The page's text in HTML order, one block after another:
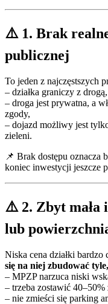
⚠️ 1. Brak
publicznej
To jeden z najczęstszych
– działka graniczy z
– droga jest prywatna, a
zgody,
– dojazd możliwy jest
zieleni.
📌 Brak dostępu oznacza
koniec inwestycji jeszcze
⚠️ 2. Zbyt mała
lub
Niska cena działki
się na niej zbudować
– MPZP narzuca niski
– trzeba zostawić 40–50%
– nie zmieści się parking